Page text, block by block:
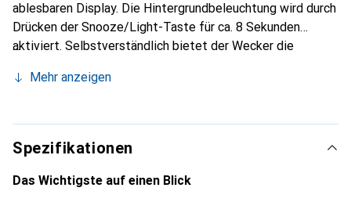
ablesbaren Display. Die Hintergrundbeleuchtung wird durch
Drücken der Snooze/Light-Taste für ca. 8 Sekunden
aktiviert. Selbstverständlich bietet der Wecker die
liegen-bleiber. Zusätzlich wird sogar noch die
Batterien: 2 x 1,5 V AAA (nicht inklusive)
Mehr anzeigen
Spezifikationen
Das Wichtigste auf einen Blick